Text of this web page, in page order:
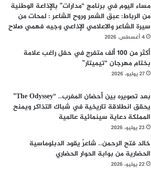
مساء اليوم في برنامج “مدارات” بالإذاعة الوطنية
من الرباط: عبق الشعر وروح الشاعر : لمحات من
سيرة الشاعر والاعلامي الإذاعي وجيه فهمي صلاح
4 أغسطس، 2026
أكثر من 100 ألف متفرج في حفل راغب علامة
بختام مهرجان “تيميتار”
27 يوليو، 2026
بعد تصويره بين أحضان المغرب.. “The Odyssey”
يحقق انطلاقة تاريخية في شباك التذاكر ويمنح
المملكة دعاية سينمائية عالمية
23 يوليو، 2026
خالد فتح الرحمن.. شاعرٌ يقود الدبلوماسية
الحضارية من بوابة الحوار الحضاري
22 يوليو، 2026